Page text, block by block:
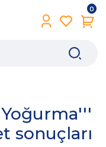
0
sonuçları